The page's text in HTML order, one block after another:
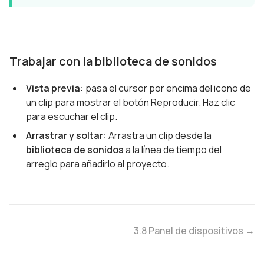
Trabajar con la biblioteca de sonidos
Vista previa: pasa el cursor por encima del icono de
un clip para mostrar el botón Reproducir. Haz clic
para escuchar el clip.
Arrastrar y soltar: Arrastra un clip desde la
biblioteca de sonidosa la línea de tiempo del
arreglo para añadirlo al proyecto.
3.8 Panel de dispositivos →